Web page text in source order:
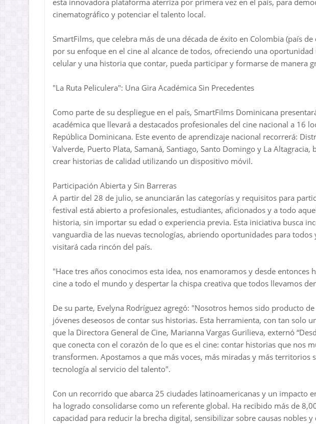
esta innovadora plataforma aterriza por primera vez en el país, para
cinematográfico y potenciar el talento local.
SmartFilms, que celebra más de una década de éxito en Colombia (país
por su enfoque en el cine al alcance de todos, ofreciendo una
celular y una historia que contar, pueda participar y formarse de manera
"La Ruta Peliculera": Una Gira Académica Sin Precedentes
Como parte de su despliegue en el país, SmartFilms Dominicana
académica que llevará a destacados profesionales del cine nacional a 16
República Dominicana. Este evento de aprendizaje nacional recorrerá:
Valverde, Puerto Plata, Samaná, Santiago, Santo Domingo y La
crear historias de calidad utilizando un dispositivo móvil.
Participación Abierta y Sin Barreras
A partir del 28 de julio, se anunciarán las categorías y requisitos para
festival está abierto a profesionales, estudiantes, aficionados y a todo
historia, sin importar su edad o experiencia previa. Esta iniciativa busca
vanguardia de las nuevas tecnologías, abriendo oportunidades para
visitará cada rincón del país.
"Hace tres años conocimos esta idea, nos enamoramos y desde entonces
cine a todo el mundo y despertar la chispa creativa que todos llevamos
De su parte, Evelyna Rodríguez agregó: "Nosotros hemos sido producto
jóvenes deseosos de contar sus historias. Esta herramienta, con tan solo
que la Directora General de Cine, Marianna Vargas Gurilieva, externó
que conecta con el corazón de lo que es el cine: contar historias que nos
transformen. Apostamos a que más voces, más miradas y más territorios
tecnología al servicio del talento".
Con un recorrido que abarca 25 ciudades latinoamericanas y un impacto
ha logrado consolidarse como un referente global. Ha recibido más de
capacidad para reducir la brecha digital, sensibilizar sobre causas nobles